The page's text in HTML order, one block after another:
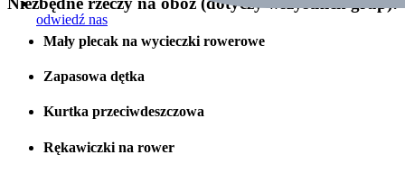
odwiedź nas
Mały plecak na wycieczki rowerowe
Zapasowa dętka
Kurtka przeciwdeszczowa
Rękawiczki na rower